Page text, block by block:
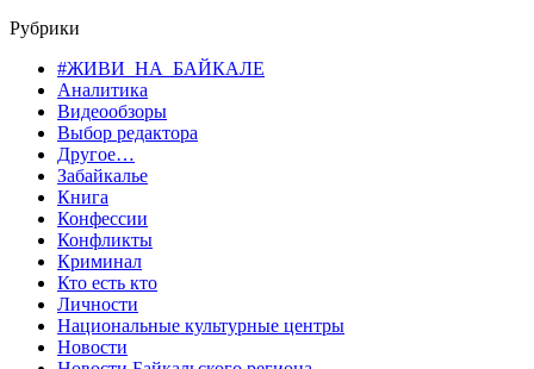
Рубрики
#ЖИВИ_НА_БАЙКАЛЕ
Аналитика
Видеообзоры
Выбор редактора
Другое…
Забайкалье
Книга
Конфессии
Конфликты
Криминал
Кто есть кто
Личности
Национальные культурные центры
Новости